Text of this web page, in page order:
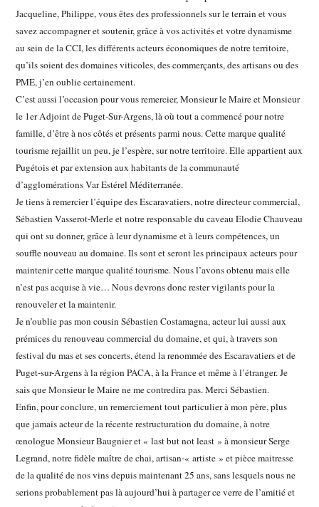
Jacqueline, Philippe, vous êtes des professionnels sur le terrain et vous
savez accompagner et soutenir, grâce à vos activités et votre dynamisme
au sein de la CCI, les différents acteurs économiques de notre territoire,
qu’ils soient des domaines viticoles, des commerçants, des artisans ou des
PME, j’en oublie certainement.
C’est aussi l’occasion pour vous remercier, Monsieur le Maire et Monsieur
le 1er Adjoint de Puget-Sur-Argens, là où tout a commencé pour notre
famille, d’être à nos côtés et présents parmi nous. Cette marque qualité
tourisme rejaillit un peu, je l’espère, sur notre territoire. Elle appartient aux
Pugétois et par extension aux habitants de la communauté
d’agglomérations Var Estérel Méditerranée.
Je tiens à remercier l’équipe des Escaravatiers, notre directeur commercial,
Sébastien Vasserot-Merle et notre responsable du caveau Elodie Chauveau
qui ont su donner, grâce à leur dynamisme et à leurs compétences, un
souffle nouveau au domaine. Ils sont et seront les principaux acteurs pour
maintenir cette marque qualité tourisme. Nous l’avons obtenu mais elle
n’est pas acquise à vie… Nous devrons donc rester vigilants pour la
renouveler et la maintenir.
Je n’oublie pas mon cousin Sébastien Costamagna, acteur lui aussi aux
prémices du renouveau commercial du domaine, et qui, à travers son
festival du mas et ses concerts, étend la renommée des Escaravatiers et de
Puget-sur-Argens à la région PACA, à la France et même à l’étranger. Je
sais que Monsieur le Maire ne me contredira pas. Merci Sébastien.
Enfin, pour conclure, un remerciement tout particulier à mon père, plus
que jamais acteur de la récente restructuration du domaine, à notre
œnologue Monsieur Baugnier et « last but not least » à monsieur Serge
Legrand, notre fidèle maître de chai, artisan-« artiste » et pièce maitresse
de la qualité de nos vins depuis maintenant 25 ans, sans lesquels nous ne
serions probablement pas là aujourd’hui à partager ce verre de l’amitié et